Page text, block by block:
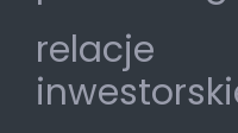
relacje